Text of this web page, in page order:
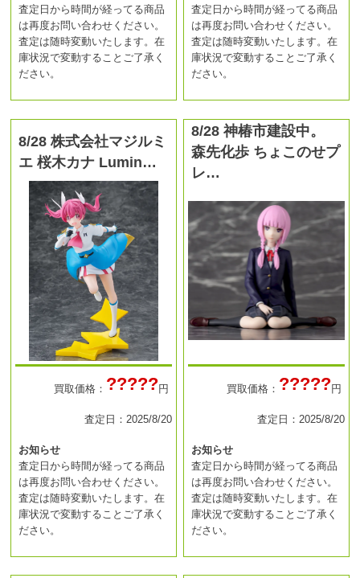
査定日から時間が経ってる商品
は再度お問い合わせください。
査定は随時変動いたします。在
庫状況で変動することご了承く
ださい。
査定日から時間が経ってる商品
は再度お問い合わせください。
査定は随時変動いたします。在
庫状況で変動することご了承く
ださい。
8/28 株式会社マジルミ
エ 桜木カナ Lumin…
買取価格： ?????円
査定日：2025/8/20
お知らせ
査定日から時間が経ってる商品
は再度お問い合わせください。
査定は随時変動いたします。在
庫状況で変動することご了承く
ださい。
8/28 神椿市建設中。
森先化歩 ちょこのせプ
レ…
買取価格： ?????円
査定日：2025/8/20
お知らせ
査定日から時間が経ってる商品
は再度お問い合わせください。
査定は随時変動いたします。在
庫状況で変動することご了承く
ださい。